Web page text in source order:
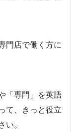
門店で働く方に
「専門」を英語
て、きっと役立
。